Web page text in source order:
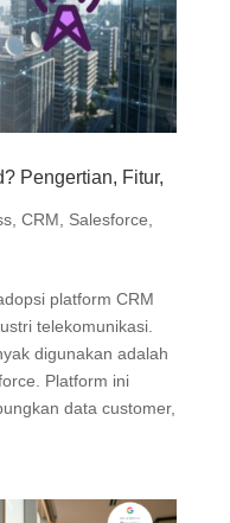
Pengertian, Fitur,
, CRM Salesforce
platform CRM
telekomunikasi.
digunakan adalah
Platform ini
data customer,